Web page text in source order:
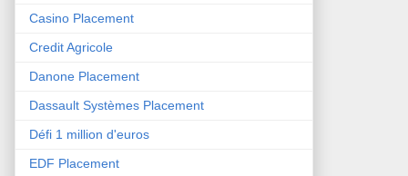
Casino Placement
Credit Agricole
Danone Placement
Dassault Systèmes Placement
Défi 1 million d'euros
EDF Placement